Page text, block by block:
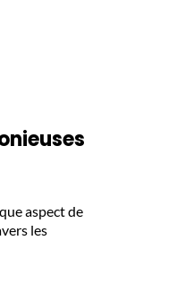
aspect de
les